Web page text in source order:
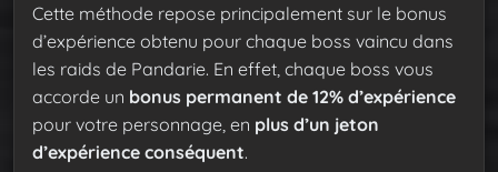
Cette méthode repose principalement sur le bonus
d’expérience obtenu pour chaque boss vaincu dans
les raids de Pandarie. En effet, chaque boss vous
accorde un bonus permanent de 12% d’expérience
pour votre personnage, en plus d’un jeton
d’expérience conséquent.